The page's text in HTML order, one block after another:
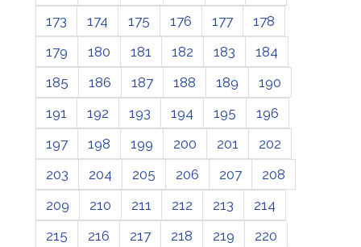
173
174 175 176 177
178
179
180 181 182 183
184
185
186 187 188 189
190
191
192 193 194 195
196
197
198 199 200 201
202
203
204 205 206 207
208
209
210 211 212 213
214
215
216 217 218 219 220